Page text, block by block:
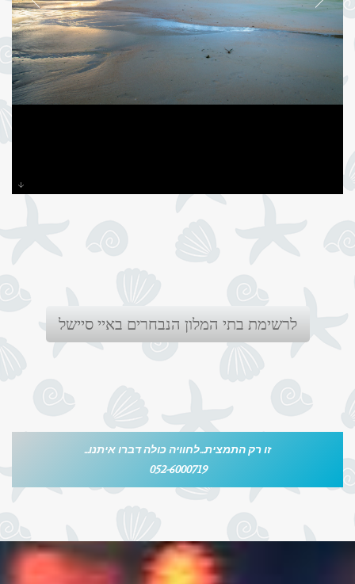
לרשימת בתי המלון הנבחרים באיי סיישל
זו רק התמצית...לחוויה כולה דברו איתנו...
052-6000719